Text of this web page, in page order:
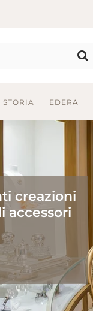
STORIA EDERA
creazioni
accessori